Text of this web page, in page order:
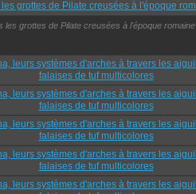
les grottes de Pilate creusées à l'époque romaine